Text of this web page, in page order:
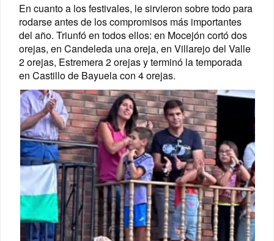
En cuanto a los festivales, le sirvieron sobre todo para
rodarse antes de los compromisos más importantes
del año. Triunfó en todos ellos: en Mocejón cortó dos
orejas, en Candeleda una oreja, en Villarejo del Valle
2 orejas, Estremera 2 orejas y terminó la temporada
en Castillo de Bayuela con 4 orejas.